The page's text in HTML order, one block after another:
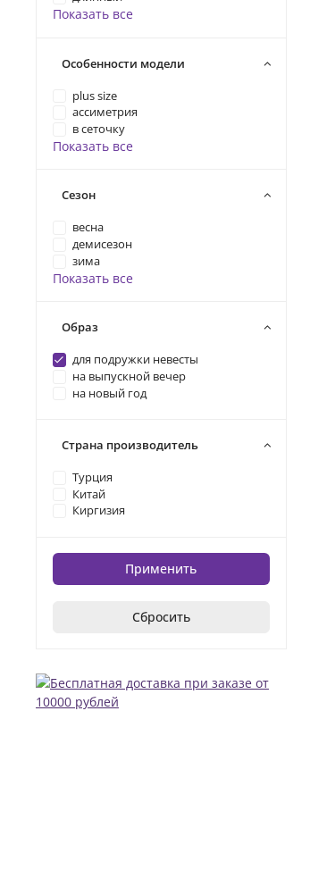
Показать все
Особенности модели
plus size
ассиметрия
в сеточку
Показать все
Сезон
весна
демисезон
зима
Показать все
Образ
для подружки невесты
на выпускной вечер
на новый год
Страна производитель
Турция
Китай
Киргизия
Применить
Сбросить